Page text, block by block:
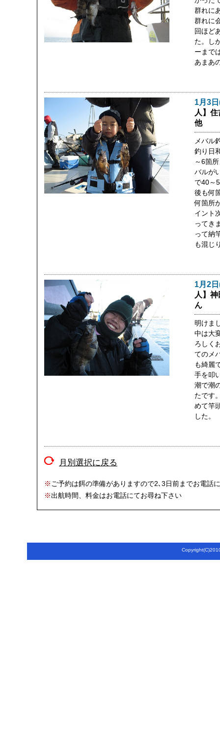
群れに
群れに
回ほど
た。し
ーまで
あまあ
1月3
人】
他
メバル
釣り日
～6箇
バルが
で40～
後も何
何箇所
イント
ってき
って納
も混じ
1月2
人】
ん
明けま
中は大
ろしく
てのメ
も綺麗
手を叩
潮で潮
たです
めて竿
した。
月別選択に戻る
※ ご予約は餌の準備がありますので2､3日前までお電話
※出航時間、料金はお電話にてお尋ね下さい